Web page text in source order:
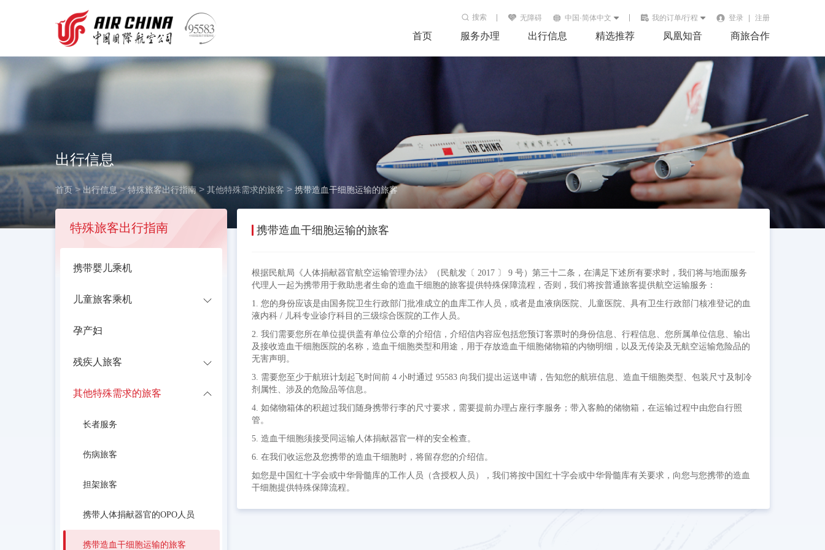
搜索 无障碍 中国·简体中文 我的订单/行程 登录 注册
首页 服务办理 出行信息 精选推荐 凤凰知音 商旅合作
出行信息
首页>出行信息>特殊旅客出行指南> 其他特殊需求的旅客 > 携带造血干细胞运输的旅客
特殊旅客出行指南
携带婴儿乘机
儿童旅客乘机
孕产妇
残疾人旅客
其他特殊需求的旅客
长者服务
伤病旅客
担架旅客
携带人体捐献器官的OPO人员
携带造血干细胞运输的旅客
携带造血干细胞运输的旅客
根据民航局《人体捐献器官航空运输管理办法》（民航发〔 2017 〕 9 号）第三十二条，在满足下述所有要求时，我们将与地面服务
代理人一起为携带用于救助患者生命的造血干细胞的旅客提供特殊保障流程，否则，我们将按普通旅客提供航空运输服务：
1. 您的身份应该是由国务院卫生行政部门批准成立的血库工作人员，或者是血液病医院、儿童医院、具有卫生行政部门核准登记的血
液内科 / 儿科专业诊疗科目的三级综合医院的工作人员。
2. 我们需要您所在单位提供盖有单位公章的介绍信，介绍信内容应包括您预订客票时的身份信息、行程信息、您所属单位信息、输出
及接收造血干细胞医院的名称，造血干细胞类型和用途，用于存放造血干细胞储物箱的内物明细，以及无传染及无航空运输危险品的
无害声明。
3. 需要您至少于航班计划起飞时间前 4 小时通过 95583 向我们提出运送申请，告知您的航班信息、造血干细胞类型、包装尺寸及制冷
剂属性、涉及的危险品等信息。
4. 如储物箱体的积超过我们随身携带行李的尺寸要求，需要提前办理占座行李服务；带入客舱的储物箱，在运输过程中由您自行照
管。
5. 造血干细胞须接受同运输人体捐献器官一样的安全检查。
6. 在我们收运您及您携带的造血干细胞时，将留存您的介绍信。
如您是中国红十字会或中华骨髓库的工作人员（含授权人员），我们将按中国红十字会或中华骨髓库有关要求，向您与您携带的造血
干细胞提供特殊保障流程。